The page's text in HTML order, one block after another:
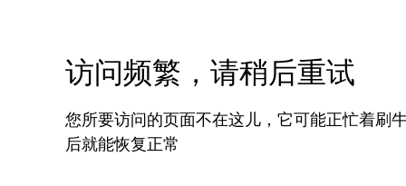
访问频繁，请稍后重试
您所要访问的页面不在这儿，它可能正忙着刷
后就能恢复正常